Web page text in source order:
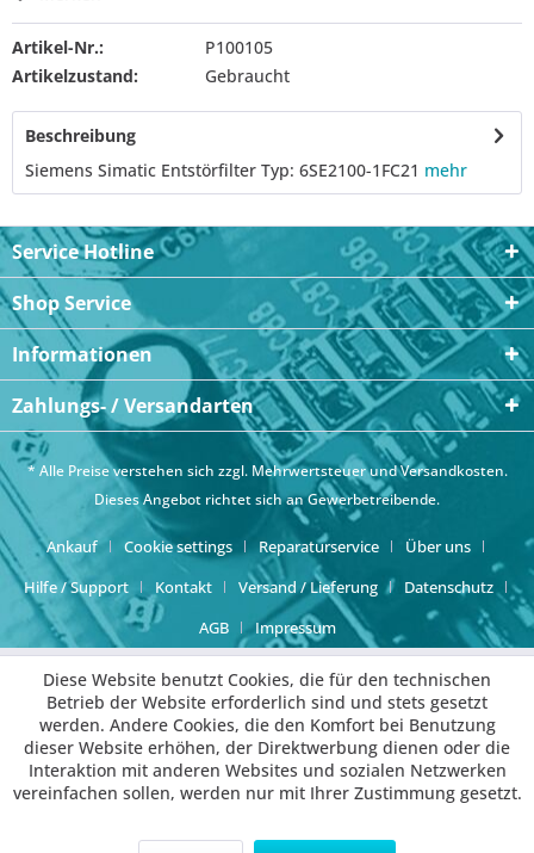
Artikel-Nr.:
P100105
Artikelzustand:
Gebraucht
Beschreibung
Siemens Simatic Entstörfilter Typ: 6SE2100-1FC21 mehr
Service Hotline
Shop Service
Informationen
Zahlungs- / Versandarten
* Alle Preise verstehen sich zzgl. Mehrwertsteuer undVersandkosten.
Dieses Angebot richtet sich an Gewerbetreibende.
Ankauf Cookie settings Reparaturservice
Über uns
Hilfe / Support
Kontakt Versand / Lieferung
Datenschutz
AGB
Impressum
Diese Website benutzt Cookies, die für den technischen
Betrieb der Website erforderlich sind und stets gesetzt
werden. Andere Cookies, die den Komfort bei Benutzung
dieser Website erhöhen, der Direktwerbung dienen oder die
Interaktion mit anderen Websites und sozialen Netzwerken
vereinfachen sollen, werden nur mit Ihrer Zustimmung gesetzt.